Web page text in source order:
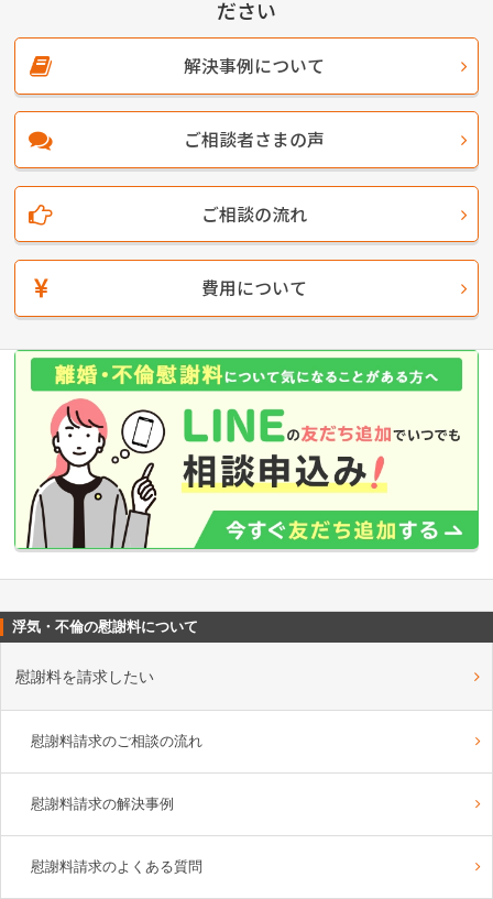
ださい
解決事例について
ご相談者さまの声
ご相談の流れ
費用について
浮気・不倫の慰謝料について
慰謝料を請求したい
慰謝料請求のご相談の流れ
慰謝料請求の解決事例
慰謝料請求のよくある質問